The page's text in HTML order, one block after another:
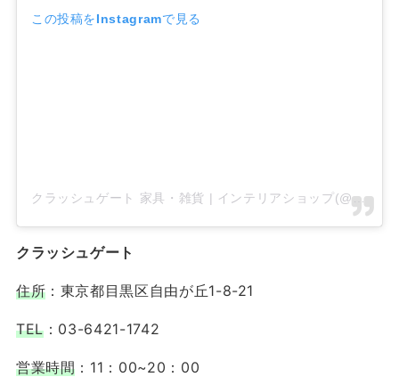
この投稿をInstagramで見る
クラッシュゲート 家具・雑貨 | インテリアショップ(@crashgate_shop)がシェアした投稿
クラッシュゲート
住所 ：東京都目黒区自由が丘1-8-21
TEL：03-6421-1742
営業時間 ：11：00~20：00